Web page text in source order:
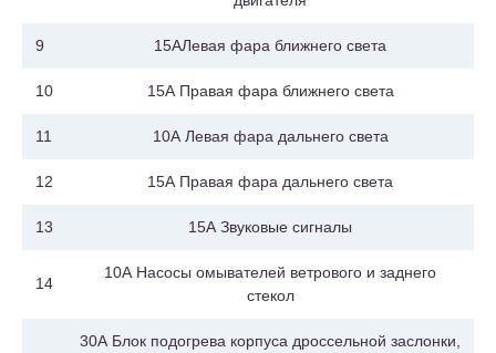
9 15АЛевая фара ближнего света
10 15А Правая фара ближнего света
11 10А Левая фара дальнего света
12 15А Правая фара дальнего света
13 15А Звуковые сигналы
14
10А Насосы омывателей ветрового и заднего
стекол
30А Блок подогрева корпуса дроссельной заслонки,